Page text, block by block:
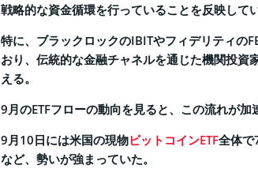
戦略的な資金循環を行っていることを反映してい
特に、ブラックロックのIBITやフィデリティの
おり、伝統的な金融チャネルを通じた機関投資
える。
9月のETFフローの動向を見ると、この流れが加
9月10日には米国の現物ビットコインETF全体で
など、勢いが強まっていた。